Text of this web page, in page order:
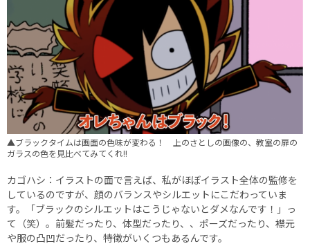
▲ブラックタイムは画面の色味が変わる！ 上のさとしの画像の、教室の扉の
ガラスの色を見比べてみてくれ!!
カゴハシ：イラストの面で言えば、私がほぼイラスト全体の監修を
しているのですが、顔のバランスやシルエットにこだわっていま
す。「ブラックのシルエットはこうじゃないとダメなんです！」っ
て（笑）。前髪だったり、体型だったり、、ポーズだったり、襟元
や服の凸凹だったり、特徴がいくつもあるんです。